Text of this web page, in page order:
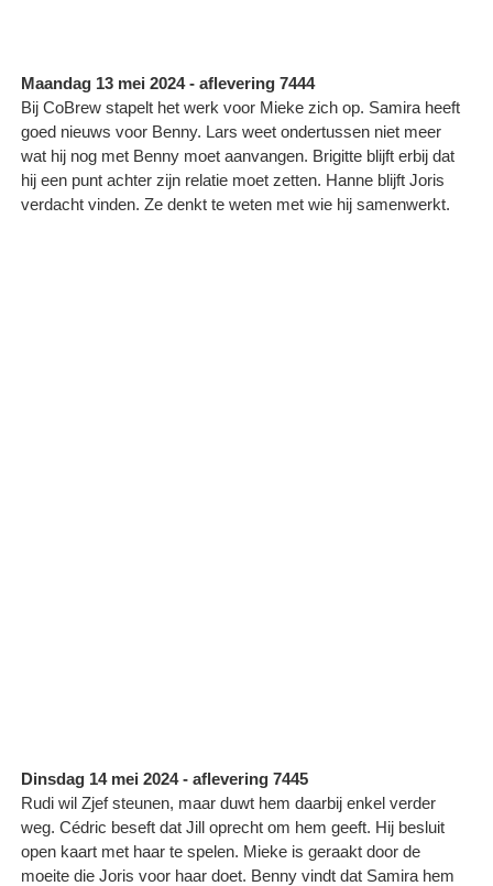
Maandag 13 mei 2024 - aflevering 7444
Bij CoBrew stapelt het werk voor Mieke zich op. Samira heeft
goed nieuws voor Benny. Lars weet ondertussen niet meer
wat hij nog met Benny moet aanvangen. Brigitte blijft erbij dat
hij een punt achter zijn relatie moet zetten. Hanne blijft Joris
verdacht vinden. Ze denkt te weten met wie hij samenwerkt.
Dinsdag 14 mei 2024 - aflevering 7445
Rudi wil Zjef steunen, maar duwt hem daarbij enkel verder
weg. Cédric beseft dat Jill oprecht om hem geeft. Hij besluit
open kaart met haar te spelen. Mieke is geraakt door de
moeite die Joris voor haar doet. Benny vindt dat Samira hem